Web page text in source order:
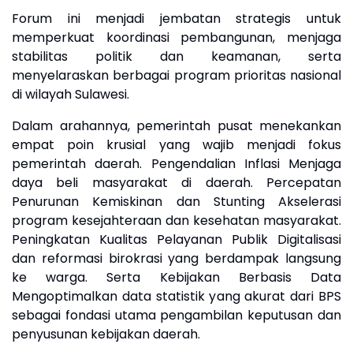
Forum ini menjadi jembatan strategis untuk
memperkuat koordinasi pembangunan, menjaga
stabilitas politik dan keamanan, serta
menyelaraskan berbagai program prioritas nasional
di wilayah Sulawesi.
Dalam arahannya, pemerintah pusat menekankan
empat poin krusial yang wajib menjadi fokus
pemerintah daerah. Pengendalian Inflasi Menjaga
daya beli masyarakat di daerah. Percepatan
Penurunan Kemiskinan dan Stunting Akselerasi
program kesejahteraan dan kesehatan masyarakat.
Peningkatan Kualitas Pelayanan Publik Digitalisasi
dan reformasi birokrasi yang berdampak langsung
ke warga. Serta Kebijakan Berbasis Data
Mengoptimalkan data statistik yang akurat dari BPS
sebagai fondasi utama pengambilan keputusan dan
penyusunan kebijakan daerah.